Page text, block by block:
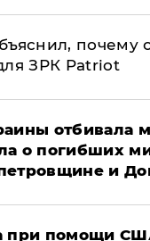
почему
ЗРК Patriot
отбивала
о погибших
и
при помощи